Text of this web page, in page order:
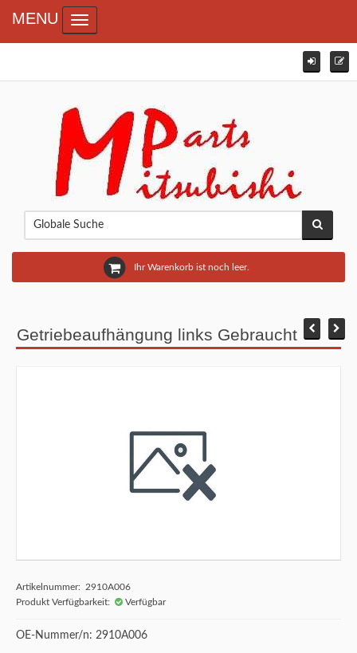
Ihr Warenkorb ist noch leer.
MENU Toggle navigation
Getriebeaufhängung links Gebraucht
Artikelnummer: 2910A006
Produkt Verfügbarkeit:
Verfügbar
OE-Nummer/n: 2910A006